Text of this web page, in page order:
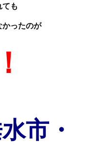
も
かったのが
市・